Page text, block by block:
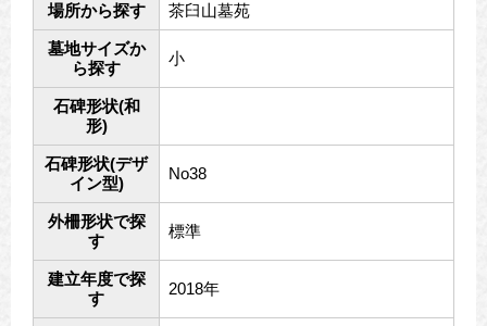
場所から探す 茶臼山墓苑
墓地サイズか
ら探す
小
石碑形状(和
形)
石碑形状(デザ
イン型)
No38
外柵形状で探
す
標準
建立年度で探
す
2018年